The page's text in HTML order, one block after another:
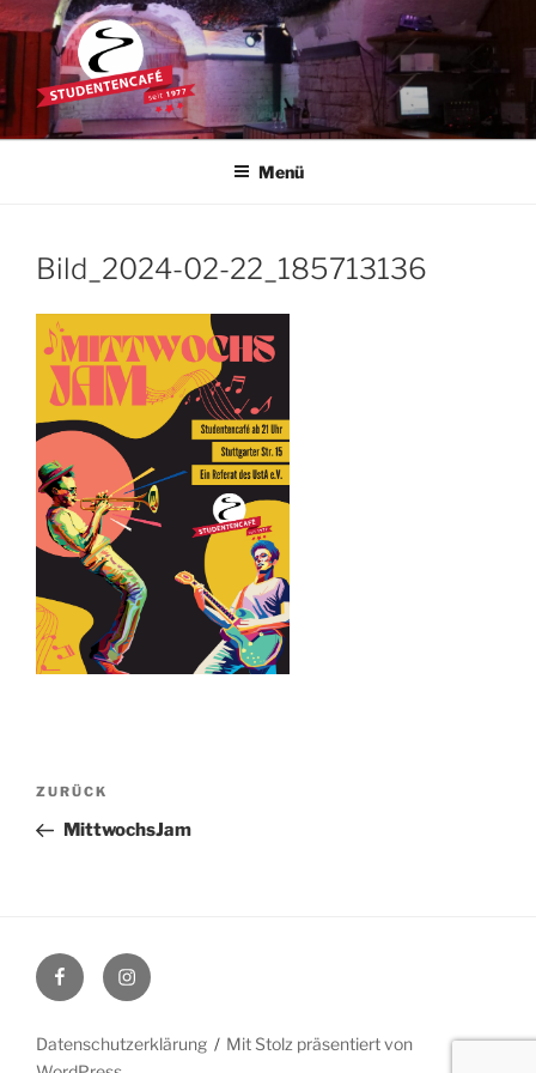
Zum
Inhalt
springen
STUDENTENCAFÉ
Die Kultkneipe in Ulm seit 1977
Menü
Bild_2024-02-22_185713136
Beitragsnavigation
Vorheriger
Beitrag
ZURÜCK
MittwochsJam
FacebookInstagram
Datenschutzerklärung
Mit Stolz präsentiert von